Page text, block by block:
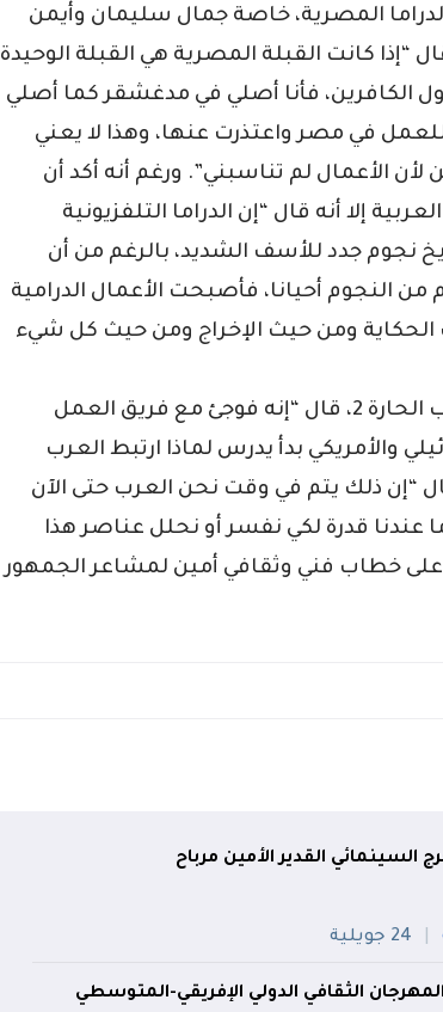
المصرية، خاصة جمال سليمان وأيمن
“إذا كانت القبلة المصرية هي القبلة الوحيدة
الكافرين، فأنا أصلي في مدغشقر كما أصلي
في مصر واعتذرت عنها، وهذا لا يعني
الأعمال لم تناسبني”. ورغم أنه أكد أن
إلا أنه قال “إن الدراما التلفزيونية
نجوم جدد للأسف الشديد، بالرغم من أن
النجوم أحيانا، فأصبحت الأعمال الدرامية
ومن حيث الإخراج ومن حيث كل شيء
وحول النجاح المدوي لمسلسل باب الحارة 2، قال “إنه فوجئ مع فريق العمل
والأمريكي بدأ يدرس لماذا ارتبط العرب
“إن ذلك يتم في وقت نحن العرب حتى الآن
عندنا قدرة لكي نفسر أو نحلل عناصر هذا
خطاب فني وثقافي أمين لمشاعر الجمهور
السينمائي القدير الأمين مرباح
24 جويلية
الثقافي الدولي الإفريقي-المتوسطي